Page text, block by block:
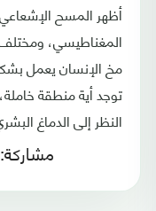
أظهر المسح
المغناطيسي،
توجد أية منطقة
النظر إلى الدماغ
مشاركة: